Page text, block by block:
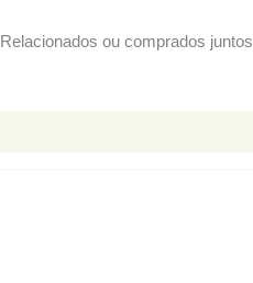
Relacionados ou comprados juntos